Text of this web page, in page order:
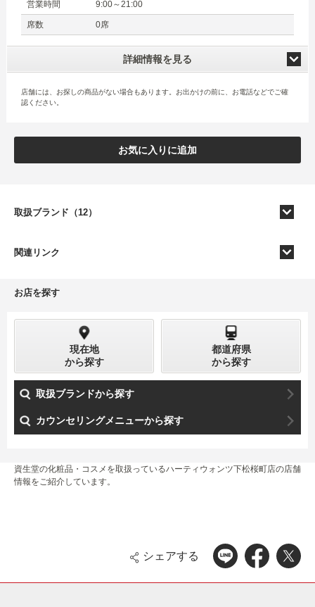
営業時間 9:00～21:00
席数 0席
詳細情報を見る
店舗には、お探しの商品がない場合もあります。お出かけの前に、お電話などでご確
認ください。
お気に入りに追加
取扱ブランド（12）
関連リンク
お店を探す
現在地
から探す
都道府県
から探す
取扱ブランドから探す
カウンセリングメニューから探す
資生堂の化粧品・コスメを取扱っているハーティウォンツ下松桜町店の店舗
情報をご紹介しています。
シェアする